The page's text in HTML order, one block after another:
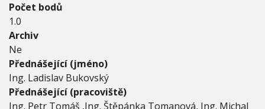
m
a
č
n
í
h
o
m
o
Počet bodů
1.0
Archiv
Ne
Přednášející (jméno)
Ing. Ladislav Bukovský
Přednášející (pracoviště)
Ing. Petr Tomáš ,Ing. Štěpánka Tomanová, Ing. Michal